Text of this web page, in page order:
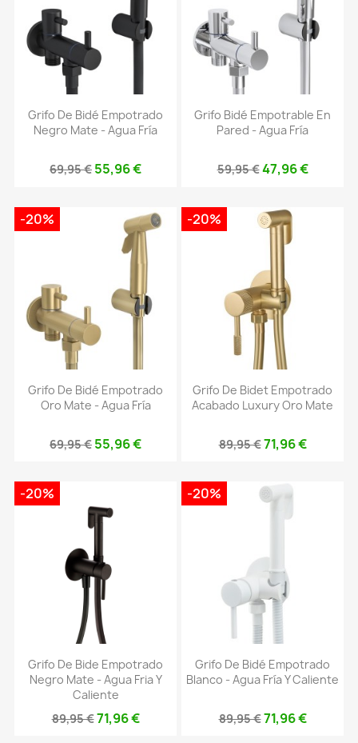
Grifo De Bidé Empotrado
Negro Mate - Agua Fría
69,95 € 55,96 €
Grifo Bidé Empotrable En
Pared - Agua Fría
59,95 €47,96 €
Grifo De Bidé Empotrado
Oro Mate - Agua Fría
69,95 € 55,96 €
-20%
Grifo De Bidet Empotrado
Acabado Luxury Oro Mate
89,95 €71,96 €
-20%
Grifo De Bide Empotrado
Negro Mate - Agua Fria Y
Caliente
89,95 €71,96 €
-20%
Grifo De Bidé Empotrado
Blanco - Agua Fría Y Caliente
89,95 €71,96 €
-20%